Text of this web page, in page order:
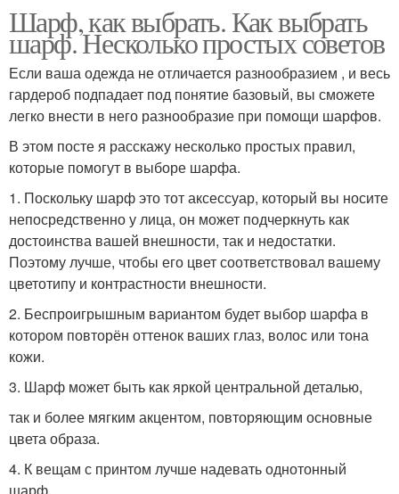
Шарф, как выбрать. Как выбрать
шарф. Несколько простых советов
Если ваша одежда не отличается разнообразием , и весь
гардероб подпадает под понятие базовый, вы сможете
легко внести в него разнообразие при помощи шарфов.
В этом посте я расскажу несколько простых правил,
которые помогут в выборе шарфа.
1. Поскольку шарф это тот аксессуар, который вы носите
непосредственно у лица, он может подчеркнуть как
достоинства вашей внешности, так и недостатки.
Поэтому лучше, чтобы его цвет соответствовал вашему
цветотипу и контрастности внешности.
2. Беспроигрышным вариантом будет выбор шарфа в
котором повторён оттенок ваших глаз, волос или тона
кожи.
3. Шарф может быть как яркой центральной деталью,
так и более мягким акцентом, повторяющим основные
цвета образа.
4. К вещам с принтом лучше надевать однотонный